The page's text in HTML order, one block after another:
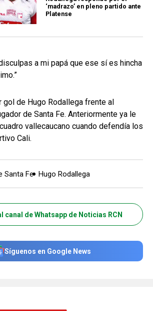
‘madrazo’ en pleno partido ante
Platense
a mi papá que ese sí es hincha
gol de Hugo Rodallega frente al
de Santa Fe. Anteriormente ya le
vallecaucano cuando defendía los
Cali.
Santa Fe Hugo Rodallega
canal de Whatsapp de Noticias RCN
Síguenos en Google News